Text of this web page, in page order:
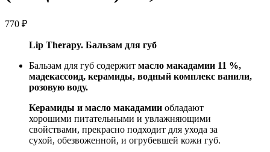
770 ₽
Lip Therapy. Бальзам для губ
Бальзам для губ содержит масло макадамии 11 %,
мадекассоид, керамиды, водный комплекс ванили,
розовую воду.
Керамиды и масло макадамии обладают
хорошими питательными и увлажняющими
свойствами, прекрасно подходит для ухода за
сухой, обезвоженной, и огрубевшей кожи губ.